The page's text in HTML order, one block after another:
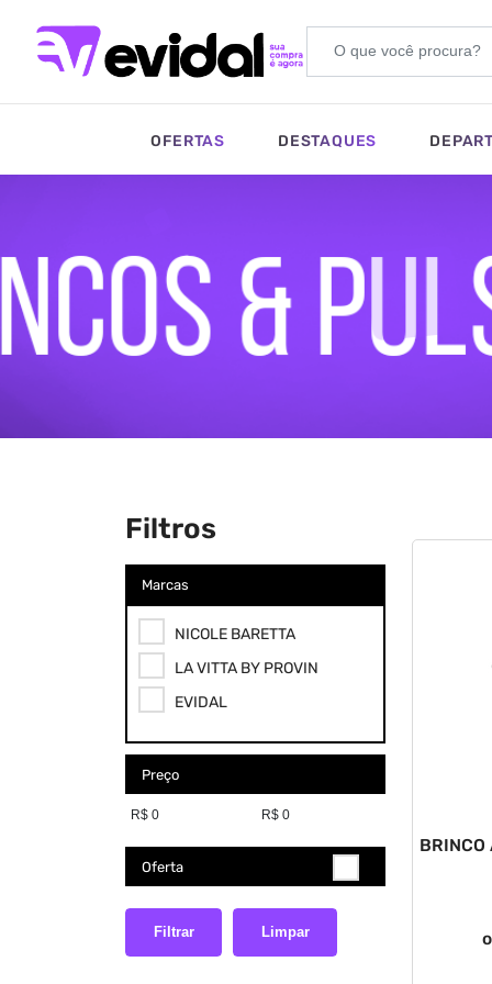
OFERTAS DESTAQUES
Filtros
Marcas
NICOLE BARETTA
LA VITTA BY PROVIN
EVIDAL
Preço
Oferta
Filtrar Limpar